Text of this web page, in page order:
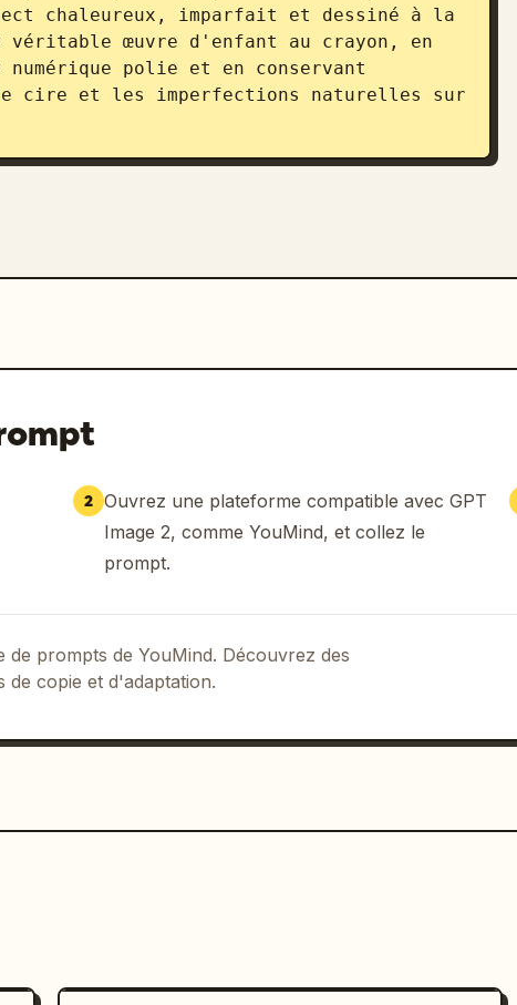
chaleureux, imparfait et dessiné à la
véritable œuvre d'enfant au crayon, en
polie et en conservant
cire et les imperfections naturelles sur
2 Ouvrez une plateforme compatible avec GPT
Image 2, comme YouMind, et collez le
prompt.
prompts de YouMind. Découvrez des
de copie et d'adaptation.